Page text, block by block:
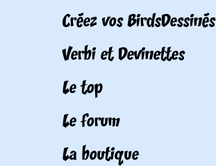
Créez vos BirdsDessinés
Verbi et Devinettes
Le top
Le forum
La boutique